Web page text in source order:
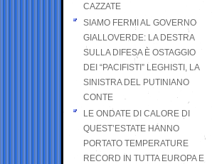
CAZZATE
SIAMO FERMI AL GOVERNO
GIALLOVERDE: LA DESTRA
SULLA DIFESA È OSTAGGIO
DEI “PACIFISTI” LEGHISTI, LA
SINISTRA DEL PUTINIANO
CONTE
LE ONDATE DI CALORE DI
QUEST’ESTATE HANNO
PORTATO TEMPERATURE
RECORD IN TUTTA EUROPA E